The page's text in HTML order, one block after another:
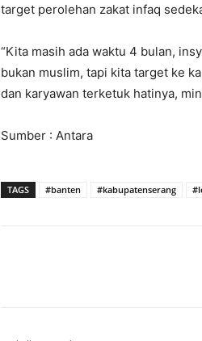
target perolehan zakat infaq
“Kita masih ada waktu 4 bulan,
bukan muslim, tapi kita target ke
dan karyawan terketuk hatinya,
Sumber : Antara
TAGS #banten #kabupatenserang